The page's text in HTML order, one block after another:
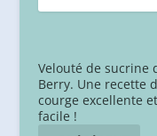
Velouté de sucrine
Berry. Une recette
courge excellente et
facile !